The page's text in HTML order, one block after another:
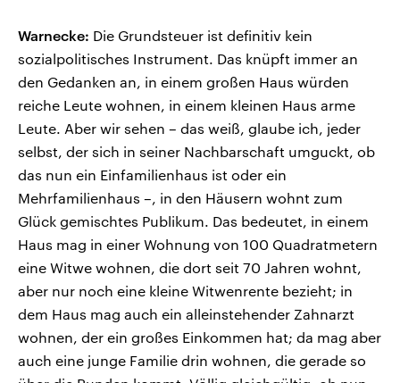
Warnecke: Die Grundsteuer ist definitiv kein
sozialpolitisches Instrument. Das knüpft immer an
den Gedanken an, in einem großen Haus würden
reiche Leute wohnen, in einem kleinen Haus arme
Leute. Aber wir sehen – das weiß, glaube ich, jeder
selbst, der sich in seiner Nachbarschaft umguckt, ob
das nun ein Einfamilienhaus ist oder ein
Mehrfamilienhaus –, in den Häusern wohnt zum
Glück gemischtes Publikum. Das bedeutet, in einem
Haus mag in einer Wohnung von 100 Quadratmetern
eine Witwe wohnen, die dort seit 70 Jahren wohnt,
aber nur noch eine kleine Witwenrente bezieht; in
dem Haus mag auch ein alleinstehender Zahnarzt
wohnen, der ein großes Einkommen hat; da mag aber
auch eine junge Familie drin wohnen, die gerade so